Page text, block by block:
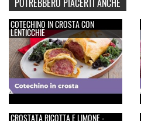
POTREBBERO PIACERTI ANCHE
COTECHINO IN CROSTA CON
LENTICCHIE
CROSTATA RICOTTA E LIMONE -